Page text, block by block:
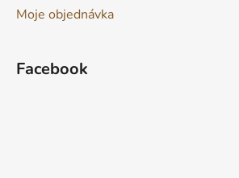
Moje objednávka
Facebook